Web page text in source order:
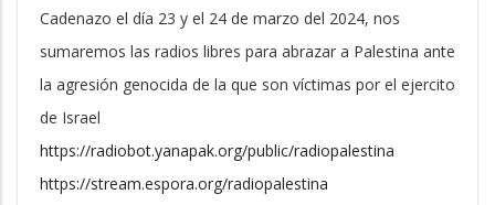
Cadenazo el día 23 y el 24 de marzo del 2024, nos
sumaremos las radios libres para abrazar a Palestina ante
la agresión genocida de la que son víctimas por el ejercito
de Israel
https://radiobot.yanapak.org/public/radiopalestina
https://stream.espora.org/radiopalestina